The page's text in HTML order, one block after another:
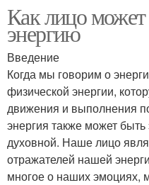
Как лицо
энергию
Введение
Когда мы говорим о
физической энергии,
движения и выполнения
энергия также может
духовной. Наше лицо
отражателей нашей
многое о наших эмоциях,